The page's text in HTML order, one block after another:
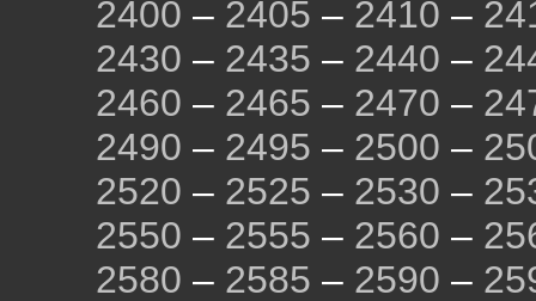
2400 – 2405 – 2410 –
2430 – 2435 – 2440 –
2460 – 2465 – 2470 –
2490 – 2495 – 2500 –
2520 – 2525 – 2530 –
2550 – 2555 – 2560 –
2580 – 2585 – 2590 –